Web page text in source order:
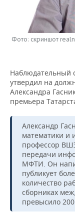
НЕФТЕХИМИЯ
НЕФТЬ
ЭНЕРГЕТИКА
РОЗНИЧНАЯ
ТРАНСПОРТ
НОВОСТИ
IT
МЕРОПРИЯТИЯ
НОВОСТИ
БИЗНЕС-
ОТКРЫТАЯ
СПОРТ
ФУТБОЛ
БАСКЕТБОЛ
ВОЛЕЙБОЛ
КИБЕРСПОРТ
ФИГУРНОЕ
НОВОСТИ
ИСТОРИЯ
КУЛЬТУРА
МЕДИЦИНА
ФОТОГАЛЕРЕЯ
СПРАВОЧНИК
СПИСОК
СПИСОК
ПОЛНАЯ ВЕРСИЯ
Фото: скриншот
Наблюдательный
утвердил на
Александра
премьера
Александр
математики и
профессор
передачи
МФТИ. Он
публикует
количество
сборниках
превысило 200